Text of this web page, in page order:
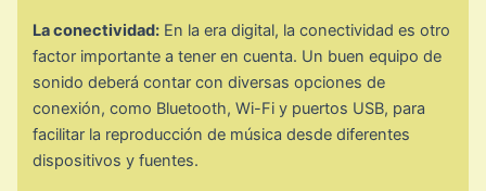
La conectividad: En la era digital, la conectividad es otro
factor importante a tener en cuenta. Un buen equipo de
sonido deberá contar con diversas opciones de
conexión, como Bluetooth, Wi-Fi y puertos USB, para
facilitar la reproducción de música desde diferentes
dispositivos y fuentes.